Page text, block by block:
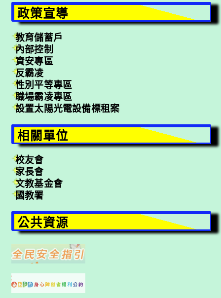
政策宣導
教育儲蓄戶
內部控制
資安專區
反霸凌
性別平等專區
職場霸凌專區
設置太陽光電設備標租案
相關單位
校友會
家長會
文教基金會
國教署
公共資源